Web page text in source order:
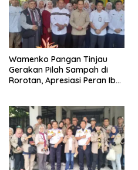
Wamenko Pangan Tinjau
Gerakan Pilah Sampah di
Rorotan, Apresiasi Peran Ibu-